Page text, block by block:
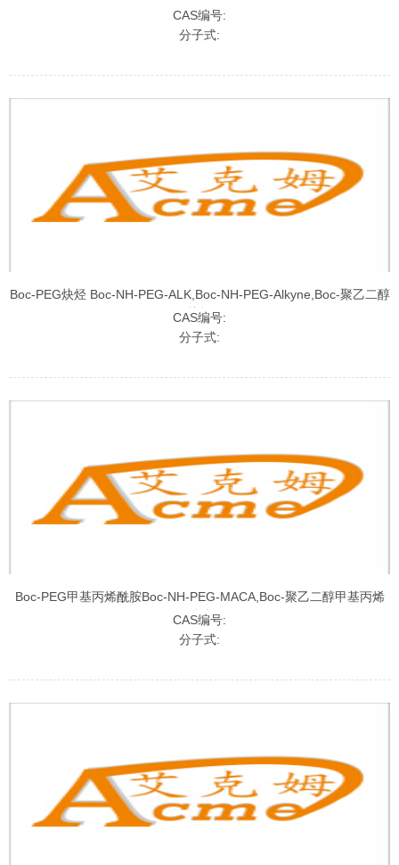
氮
CAS编号:
分子式:
Boc-PEG炔烃 Boc-NH-PEG-ALK,Boc-NH-PEG-Alkyne,Boc-聚乙二醇
炔烃
CAS编号:
分子式:
Boc-PEG甲基丙烯酰胺Boc-NH-PEG-MACA,Boc-聚乙二醇甲基丙烯
酰胺
CAS编号:
分子式: